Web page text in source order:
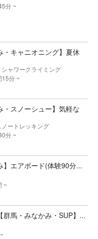
分 ~
・キャニオニング】夏休
ャワークライミング
15分 ~
・スノーシュー】気軽な
ートレッキング
分 ~
】エアボード(体験90分...
~
群馬・みなかみ・SUP】...